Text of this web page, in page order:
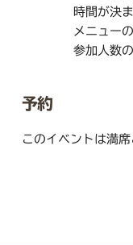
時間が決
メニュー
参加人数
予約
このイベントは満席